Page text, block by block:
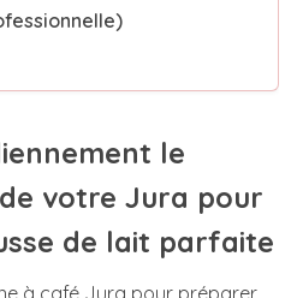
le
votre Jura pour
de lait parfaite